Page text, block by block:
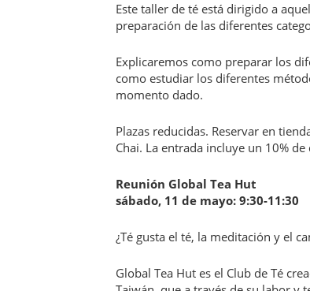
Este taller de té está dirigido a
preparación de las diferentes
Explicaremos como preparar los
como estudiar los diferentes
momento dado.
Plazas reducidas. Reservar en
Chai. La entrada incluye un 10%
Reunión Global Tea Hut
sábado, 11 de mayo: 9:30-11:30
¿Té gusta el té, la meditación y el
Global Tea Hut es el Club de Té